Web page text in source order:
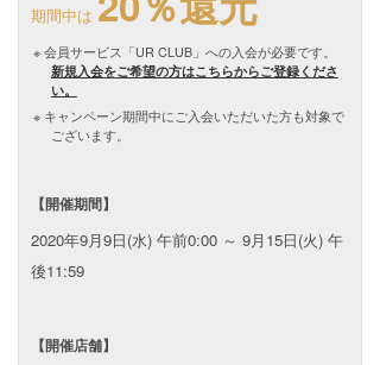
期間中は
会員サービス「UR CLUB」への入会が必要です。
新規入会をご希望の方はこちらからご登録くださ
い。
キャンペーン期間中にご入会いただいた方も対象で
ございます。
【開催期間】
2020年9月9日(水) 午前0:00 ～ 9月15日(火) 午
後11:59
【開催店舗】